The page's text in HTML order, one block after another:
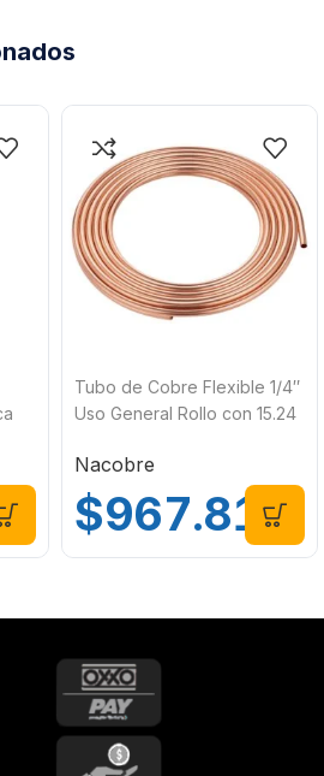
Tubo de Cobre Flexible 1/4″
Uso General Rollo con 15.24
Nacobre
$967.81